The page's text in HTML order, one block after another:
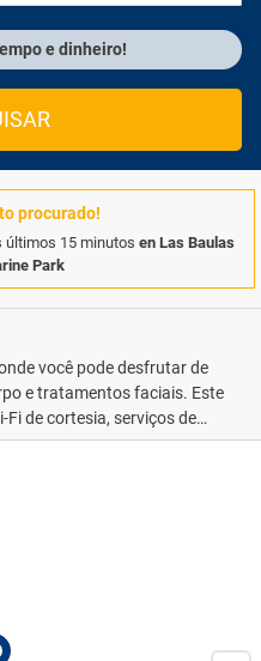
e dinheiro!
procurado!
últimos 15 minutos en Las Baulas
Park
você pode desfrutar de
e tratamentos faciais. Este
Fi de cortesia, serviços de
hóspedes podem pegar o
da área.. As
check-in